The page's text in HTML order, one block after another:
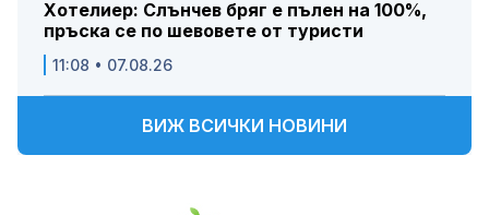
Хотелиер: Слънчев бряг е пълен на 100%,
пръска се по шевовете от туристи
11:08 • 07.08.26
ВИЖ ВСИЧКИ НОВИНИ